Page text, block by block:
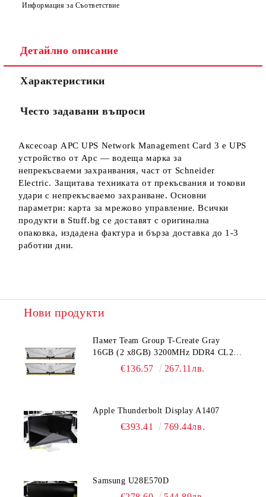
Информация за Съответствие
Детайлно описание
Характеристики
Често задавани въпроси
Аксесоар APC UPS Network Management Card 3 е UPS
устройство от Apc — водеща марка за
непрекъсваеми захранвания, част от Schneider
Electric. Защитава техниката от прекъсвания и токови
удари с непрекъсваемо захранване. Основни
параметри: карта за мрежово управление. Всички
продукти в Stuff.bg се доставят с оригинална
опаковка, издадена фактура и бърза доставка до 1-3
работни дни.
Нови продукти
Памет Team Group T-Create Gray
16GB (2 x8GB) 3200MHz DDR4 CL22-
22-22-52 1.2V
€136.57 267.11лв.
Apple Thunderbolt Display A1407
€393.41 769.44лв.
Samsung U28E570D